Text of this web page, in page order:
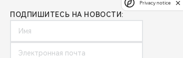
ПОДПИШИТЕСЬ НА НОВОСТИ:
Privacy notice